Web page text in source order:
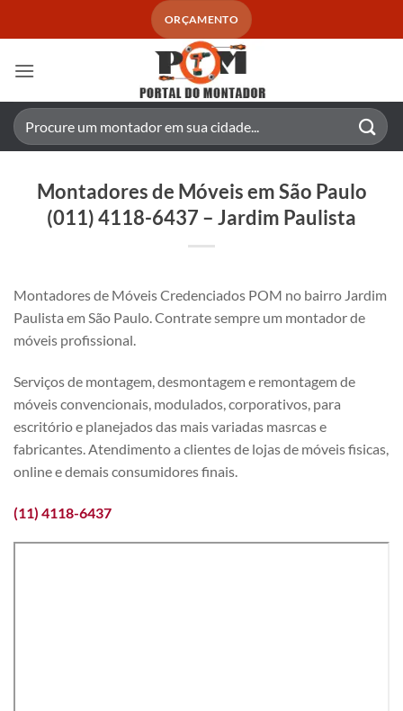
ORÇAMENTO
Pesquisar
por:
Montadores de Móveis em São Paulo
(011) 4118-6437 – Jardim Paulista
Montadores de Móveis Credenciados POM no bairro Jardim
Paulista em São Paulo. Contrate sempre um montador de
móveis profissional.
Serviços de montagem, desmontagem e remontagem de
móveis convencionais, modulados, corporativos, para
escritório e planejados das mais variadas masrcas e
fabricantes. Atendimento a clientes de lojas de móveis fisicas,
online e demais consumidores finais.
(11) 4118-6437